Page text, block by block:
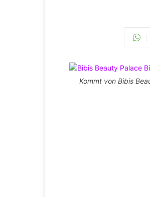
Kommt von Bibis